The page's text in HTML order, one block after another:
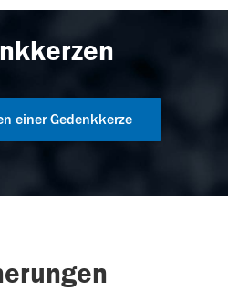
einer Gedenkkerze